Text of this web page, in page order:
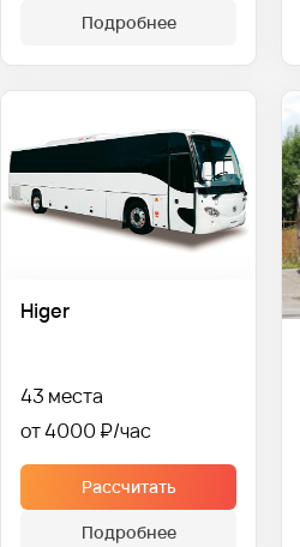
Подробнее
Higer
43 места
от 4000 ₽
Рассчитать
Подробнее